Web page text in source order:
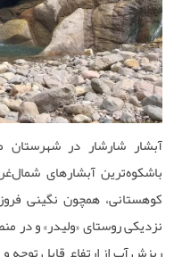
آبشار شارشار در شهرستان
باشکوه‌ترین آبشارهای
کوهستانی، همچون نگینی
نزدیکی روستای «ولیدر» و در